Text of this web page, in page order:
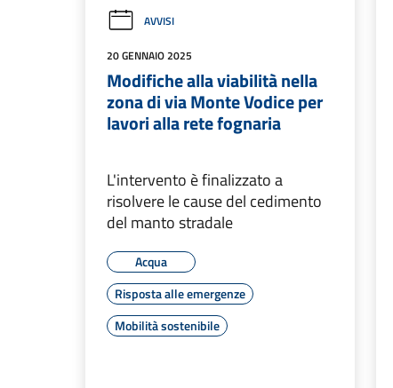
AVVISI
20 GENNAIO 2025
Modifiche alla viabilità nella
zona di via Monte Vodice per
lavori alla rete fognaria
L'intervento è finalizzato a
risolvere le cause del cedimento
del manto stradale
Acqua
Risposta alle emergenze
Mobilità sostenibile